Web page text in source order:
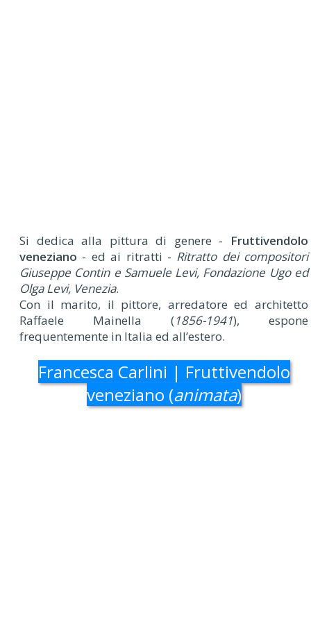
Si dedica alla pittura di genere - Fruttivendolo
veneziano - ed ai ritratti - Ritratto dei compositori
Giuseppe Contin e Samuele Levi, Fondazione Ugo ed
Olga Levi, Venezia.
Con il marito, il pittore, arredatore ed architetto
Raffaele Mainella (1856-1941), espone
frequentemente in Italia ed all’estero.
Francesca Carlini | Fruttivendolo
veneziano (animata)